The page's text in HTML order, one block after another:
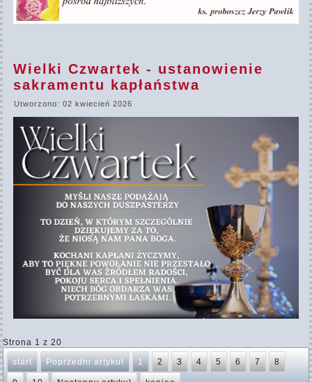
Wielki Czwartek - ustanowienie
sakramentu kapłaństwa
Utworzono: 02 kwiecień 2026
Strona 1 z 20
start
Poprzedni artykuł 1 2 3 4 5 6 7 8